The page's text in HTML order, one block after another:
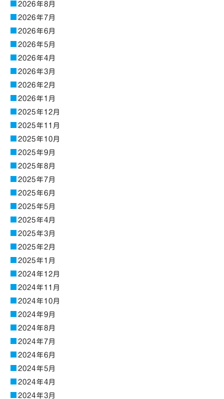
2026年8月
2026年7月
2026年6月
2026年5月
2026年4月
2026年3月
2026年2月
2026年1月
2025年12月
2025年11月
2025年10月
2025年9月
2025年8月
2025年7月
2025年6月
2025年5月
2025年4月
2025年3月
2025年2月
2025年1月
2024年12月
2024年11月
2024年10月
2024年9月
2024年8月
2024年7月
2024年6月
2024年5月
2024年4月
2024年3月